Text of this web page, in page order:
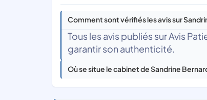
Comment sont vérifiés les avis sur
Tous les avis publiés sur Avis
garantir son authenticité.
Où se situe le cabinet de Sandrine